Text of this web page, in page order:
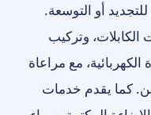
أو التوسعة.
وتركيب
مع مراعاة
كما يقدم خدمات